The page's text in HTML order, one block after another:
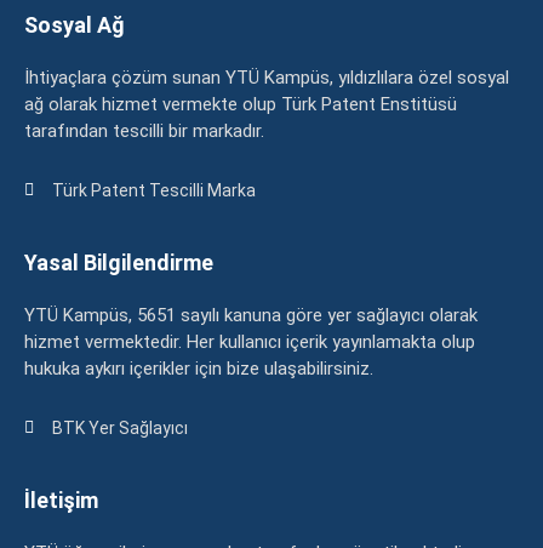
Sosyal Ağ
İhtiyaçlara çözüm sunan YTÜ Kampüs, yıldızlılara özel sosyal
ağ olarak hizmet vermekte olup Türk Patent Enstitüsü
tarafından tescilli bir markadır.
Türk Patent Tescilli Marka
Yasal Bilgilendirme
YTÜ Kampüs, 5651 sayılı kanuna göre yer sağlayıcı olarak
hizmet vermektedir. Her kullanıcı içerik yayınlamakta olup
hukuka aykırı içerikler için bize ulaşabilirsiniz.
BTK Yer Sağlayıcı
İletişim